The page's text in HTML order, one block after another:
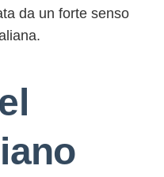
da un forte senso